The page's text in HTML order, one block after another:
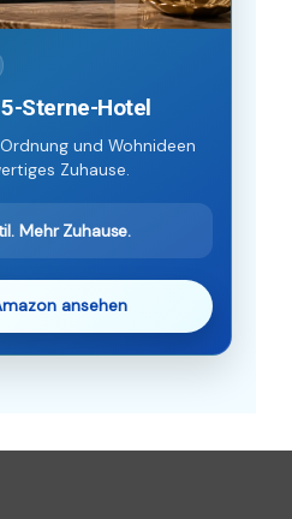
Sterne-Hotel
und Wohnideen
Zuhause.
Mehr Zuhause.
ansehen